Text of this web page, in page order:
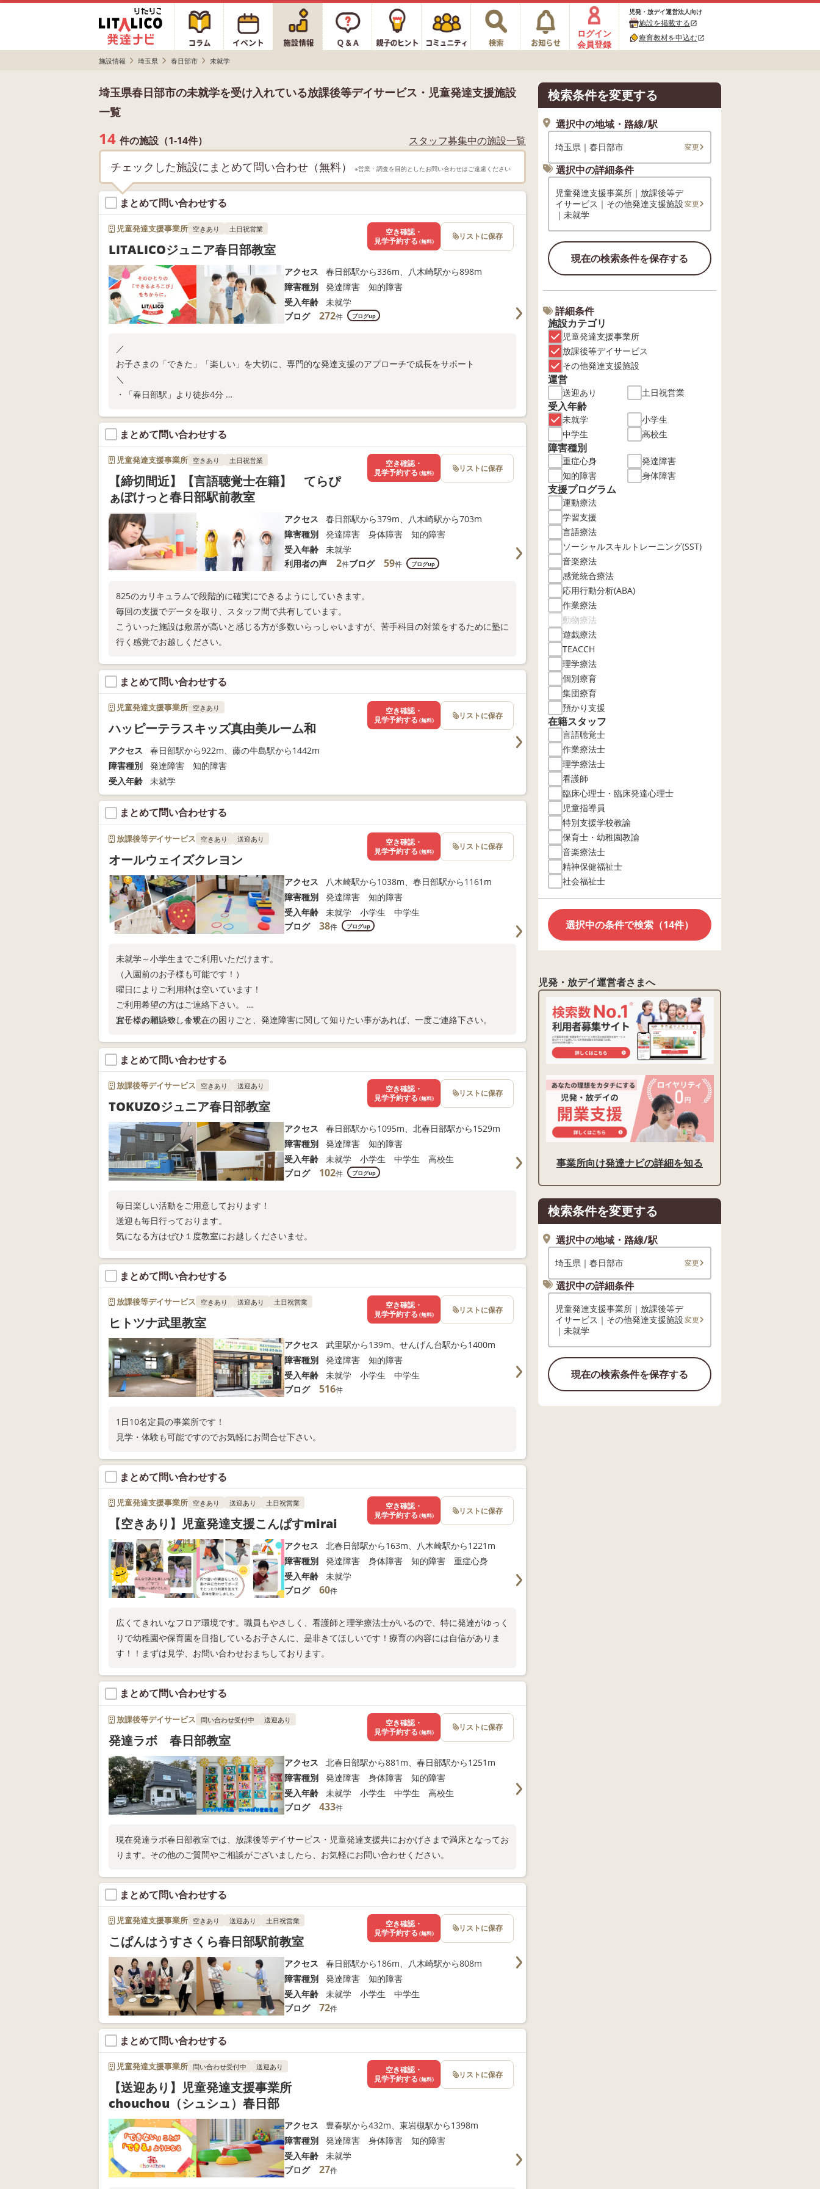
ログイン
会員登録
児発・放デイ運営法人向け
施設を掲載するopen_in_new
療育教材を申込むopen_in_new
施設情報 埼玉県 春日部市 未就学
埼玉県春日部市の未就学を受け入れている放課後等デイサービス・児童発達支援施設
一覧
14 件の施設（1-14件） スタッフ募集中の施設一覧
チェックした施設にまとめて問い合わせ（無料） ※営業・調査を目的としたお問い合わせはご遠慮ください
まとめて問い合わせする
児童発達支援事業所 空きあり 土日祝営業
LITALICOジュニア春日部教室
アクセス
春日部駅から336m、八木崎駅から898m
障害種別
発達障害 知的障害
受入年齢
未就学
ブログ
272件 ブログup
／
お子さまの「できた」「楽しい」を大切に、専門的な発達支援のアプローチで成長をサポート
＼
・「春日部駅」より徒歩4分
・保育所等訪問支援
教室の空き状況や無料体験については、以下よりお問い合わせください！
空き確認・
見学予約する (無料) リストに保存
まとめて問い合わせする
児童発達支援事業所 空きあり 土日祝営業
【締切間近】【言語聴覚士在籍】 てらぴ
ぁぽけっと春日部駅前教室
アクセス
春日部駅から379m、八木崎駅から703m
障害種別
発達障害 身体障害 知的障害
受入年齢
未就学
利用者の声
2件ブログ 59件 ブログup
825のカリキュラムで段階的に確実にできるようにしていきます。
毎回の支援でデータを取り、スタッフ間で共有しています。
こういった施設は敷居が高いと感じる方が多数いらっしゃいますが、苦手科目の対策をするために塾に
行く感覚でお越しください。
空き確認・
見学予約する (無料) リストに保存
まとめて問い合わせする
児童発達支援事業所 空きあり
ハッピーテラスキッズ真由美ルーム和
アクセス
春日部駅から922m、藤の牛島駅から1442m
障害種別
発達障害 知的障害
受入年齢
未就学
空き確認・
見学予約する (無料) リストに保存
まとめて問い合わせする
放課後等デイサービス 空きあり 送迎あり
オールウェイズクレヨン
アクセス
八木崎駅から1038m、春日部駅から1161m
障害種別
発達障害 知的障害
受入年齢
未就学 小学生 中学生
ブログ
38件 ブログup
未就学～小学生までご利用いただけます。
（入園前のお子様も可能です！）
曜日によりご利用枠は空いています！
ご利用希望の方はご連絡下さい。
お子様の相談や、今現在の困りごと、発達障害に関して知りたい事があれば、一度ご連絡下さい。
宜しくお願い致します。
空き確認・
見学予約する (無料) リストに保存
まとめて問い合わせする
放課後等デイサービス 空きあり 送迎あり
TOKUZOジュニア春日部教室
アクセス
春日部駅から1095m、北春日部駅から1529m
障害種別
発達障害 知的障害
受入年齢
未就学 小学生 中学生 高校生
ブログ
102件 ブログup
毎日楽しい活動をご用意しております！
送迎も毎日行っております。
気になる方はぜひ１度教室にお越しくださいませ。
空き確認・
見学予約する (無料) リストに保存
まとめて問い合わせする
放課後等デイサービス 空きあり 送迎あり 土日祝営業
ヒトツナ武里教室
アクセス
武里駅から139m、せんげん台駅から1400m
障害種別
発達障害 知的障害
受入年齢
未就学 小学生 中学生
ブログ
516件
1日10名定員の事業所です！
見学・体験も可能ですのでお気軽にお問合せ下さい。
空き確認・
見学予約する (無料) リストに保存
まとめて問い合わせする
児童発達支援事業所 空きあり 送迎あり 土日祝営業
【空きあり】児童発達支援こんぱすmirai
アクセス
北春日部駅から163m、八木崎駅から1221m
障害種別
発達障害 身体障害 知的障害 重症心身
受入年齢
未就学
ブログ
60件
広くてきれいなフロア環境です。職員もやさしく、看護師と理学療法士がいるので、特に発達がゆっく
りで幼稚園や保育園を目指しているお子さんに、是非きてほしいです！療育の内容には自信がありま
す！！まずは見学、お問い合わせおまちしております。
空き確認・
見学予約する (無料) リストに保存
まとめて問い合わせする
放課後等デイサービス 問い合わせ受付中 送迎あり
発達ラボ 春日部教室
アクセス
北春日部駅から881m、春日部駅から1251m
障害種別
発達障害 身体障害 知的障害
受入年齢
未就学 小学生 中学生 高校生
ブログ
433件
現在発達ラボ春日部教室では、放課後等デイサービス・児童発達支援共におかげさまで満床となってお
ります。その他のご質問やご相談がございましたら、お気軽にお問い合わせください。
空き確認・
見学予約する (無料) リストに保存
まとめて問い合わせする
児童発達支援事業所 空きあり 送迎あり 土日祝営業
こぱんはうすさくら春日部駅前教室
アクセス
春日部駅から186m、八木崎駅から808m
障害種別
発達障害 知的障害
受入年齢
未就学 小学生 中学生
ブログ
72件
空き確認・
見学予約する (無料) リストに保存
まとめて問い合わせする
児童発達支援事業所 問い合わせ受付中 送迎あり
【送迎あり】児童発達支援事業所
chouchou（シュシュ）春日部
アクセス
豊春駅から432m、東岩槻駅から1398m
障害種別
発達障害 身体障害 知的障害
受入年齢
未就学
ブログ
27件
空き確認・
見学予約する (無料) リストに保存
検索条件を変更する
選択中の地域・路線/駅
埼玉県｜春日部市 変更
選択中の詳細条件
児童発達支援事業所｜放課後等デ
イサービス｜その他発達支援施設
｜未就学
変更
現在の検索条件を保存する
詳細条件
施設カテゴリ
児童発達支援事業所
放課後等デイサービス
その他発達支援施設
運営
送迎あり 土日祝営業
受入年齢
未就学
小学生
中学生
高校生
障害種別
重症心身
発達障害
知的障害
身体障害
支援プログラム
運動療法
学習支援
言語療法
ソーシャルスキルトレーニング(SST)
音楽療法
感覚統合療法
応用行動分析(ABA)
作業療法
動物療法
遊戯療法
TEACCH
理学療法
個別療育
集団療育
預かり支援
在籍スタッフ
言語聴覚士
作業療法士
理学療法士
看護師
臨床心理士・臨床発達心理士
児童指導員
特別支援学校教諭
保育士・幼稚園教諭
音楽療法士
精神保健福祉士
社会福祉士
選択中の条件で検索（14件）
児発・放デイ運営者さまへ
事業所向け発達ナビの詳細を知る
検索条件を変更する
選択中の地域・路線/駅
埼玉県｜春日部市 変更
選択中の詳細条件
児童発達支援事業所｜放課後等デ
イサービス｜その他発達支援施設
｜未就学
変更
現在の検索条件を保存する